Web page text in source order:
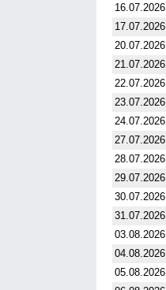
16.07.2026
17.07.2026
20.07.2026
21.07.2026
22.07.2026
23.07.2026
24.07.2026
27.07.2026
28.07.2026
29.07.2026
30.07.2026
31.07.2026
03.08.2026
04.08.2026
05.08.2026